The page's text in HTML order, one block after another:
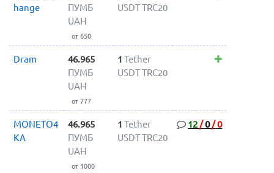
hange
ПУМБ
UAH
от 650
USDT TRC20
Dram
46.965
ПУМБ
UAH
от 777
1 Tether
USDT TRC20
MONETO4
KA
46.965
ПУМБ
UAH
от 1000
1 Tether
USDT TRC20
12 /0/0